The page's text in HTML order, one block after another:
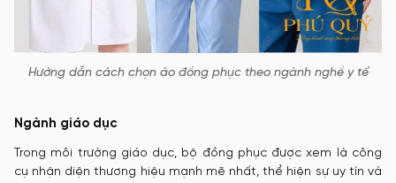
Hướng dẫn cách chọn áo đồng phục theo ngành nghề y tế
Ngành giáo dục
Trong môi trường giáo dục, bộ đồng phục được xem là công
cụ nhận diện thương hiệu mạnh mẽ nhất, thể hiện sự uy tín và